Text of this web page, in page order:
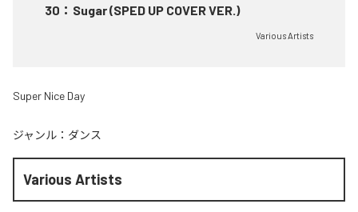
30 ： Sugar (SPED UP COVER VER.)
Various Artists
Super Nice Day
ジャンル： ダンス
Various Artists